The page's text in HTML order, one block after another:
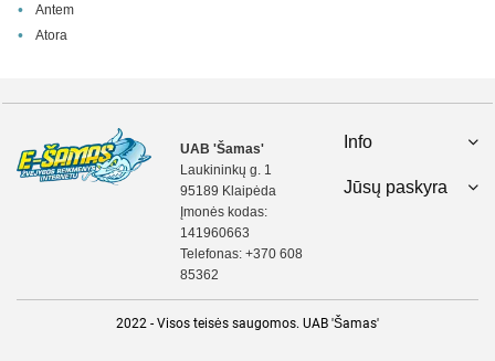
Antem
Atora
UAB 'Šamas'
Laukininkų g. 1
95189 Klaipėda
Įmonės kodas:
141960663
Telefonas: +370 608
85362
Info
Jūsų paskyra
2022 - Visos teisės saugomos. UAB 'Šamas'